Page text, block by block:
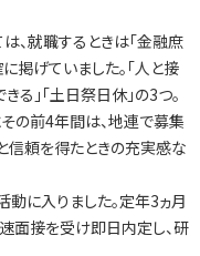
、就職するときは「金融庶
掲げていました。「人と接
る」「土日祭日休」の3つ。
の前4年間は、地連で募集
信頼を得たときの充実感な
に入りました。定年3ヵ月
面接を受け即日内定し、研